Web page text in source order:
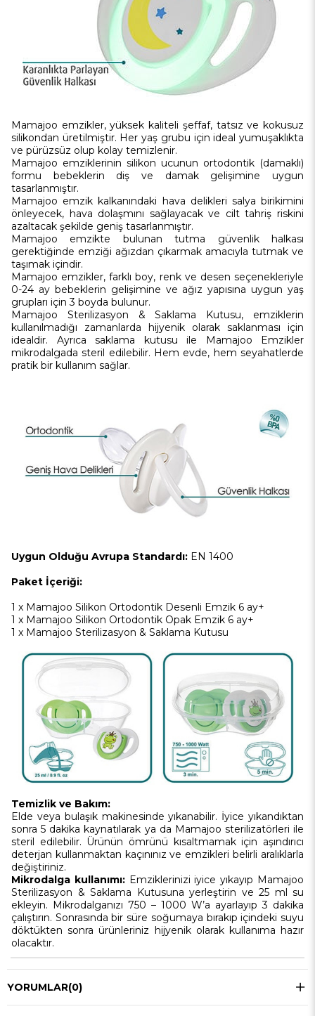
Mamajoo emzikler, yüksek kaliteli şeffaf, tatsız ve kokusuz
silikondan üretilmiştir. Her yaş grubu için ideal yumuşaklıkta
ve pürüzsüz olup kolay temizlenir.
Mamajoo emziklerinin silikon ucunun ortodontik (damaklı)
formu bebeklerin diş ve damak gelişimine uygun
tasarlanmıştır.
Mamajoo emzik kalkanındaki hava delikleri salya birikimini
önleyecek, hava dolaşmını sağlayacak ve cilt tahriş riskini
azaltacak şekilde geniş tasarlanmıştır.
Mamajoo emzikte bulunan tutma güvenlik halkası
gerektiğinde emziği ağızdan çıkarmak amacıyla tutmak ve
taşımak içindir.
Mamajoo emzikler, farklı boy, renk ve desen seçenekleriyle
0-24 ay bebeklerin gelişimine ve ağız yapısına uygun yaş
grupları için 3 boyda bulunur.
Mamajoo Sterilizasyon & Saklama Kutusu, emziklerin
kullanılmadığı zamanlarda hijyenik olarak saklanması için
idealdir. Ayrıca saklama kutusu ile Mamajoo Emzikler
mikrodalgada steril edilebilir. Hem evde, hem seyahatlerde
pratik bir kullanım sağlar.
Uygun Olduğu Avrupa Standardı: EN 1400
Paket İçeriği:
1 x Mamajoo Silikon Ortodontik Desenli Emzik 6 ay+
1 x Mamajoo Silikon Ortodontik Opak Emzik 6 ay+
1 x Mamajoo Sterilizasyon & Saklama Kutusu
Temizlik ve Bakım:
Elde veya bulaşık makinesinde yıkanabilir. İyice yıkandıktan
sonra 5 dakika kaynatılarak ya da Mamajoo sterilizatörleri ile
steril edilebilir. Ürünün ömrünü kısaltmamak için aşındırıcı
deterjan kullanmaktan kaçınınız ve emzikleri belirli aralıklarla
değiştiriniz.
Mikrodalga kullanımı:Emziklerinizi iyice yıkayıp Mamajoo
Sterilizasyon & Saklama Kutusuna yerleştirin ve 25 ml su
ekleyin. Mikrodalganızı 750 – 1000 W’a ayarlayıp 3 dakika
çalıştırın. Sonrasında bir süre soğumaya bırakıp içindeki suyu
döktükten sonra ürünleriniz hijyenik olarak kullanıma hazır
olacaktır.
YORUMLAR(0)